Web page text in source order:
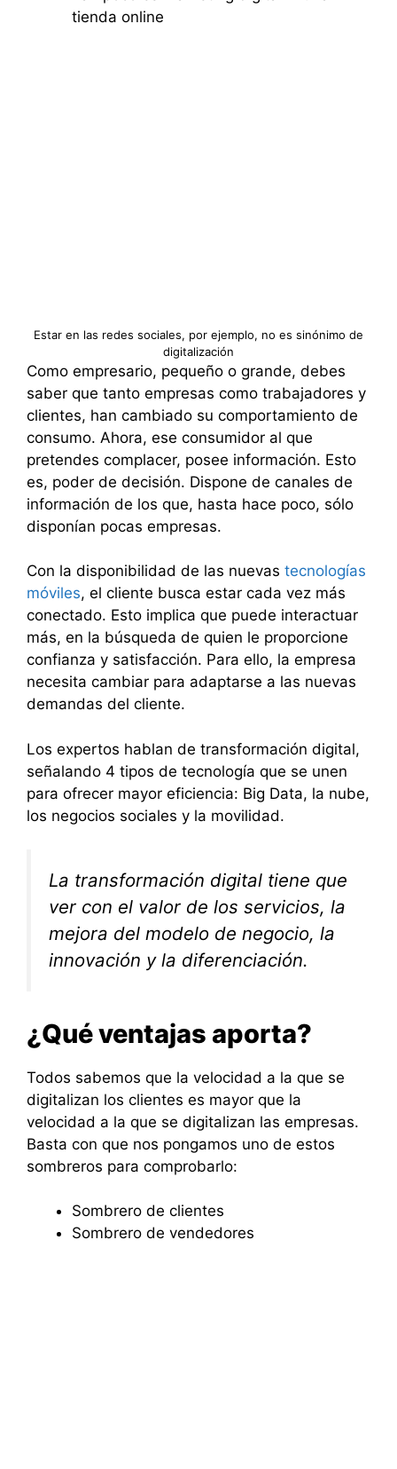
tienda online
Estar en las redes sociales, por ejemplo, no es sinónimo de
digitalización
Como empresario, pequeño o grande, debes
saber que tanto empresas como trabajadores y
clientes, han cambiado su comportamiento de
consumo. Ahora, ese consumidor al que
pretendes complacer, posee información. Esto
es, poder de decisión. Dispone de canales de
información de los que, hasta hace poco, sólo
disponían pocas empresas.
Con la disponibilidad de las nuevas tecnologías
móviles, el cliente busca estar cada vez más
conectado. Esto implica que puede interactuar
más, en la búsqueda de quien le proporcione
confianza y satisfacción. Para ello, la empresa
necesita cambiar para adaptarse a las nuevas
demandas del cliente.
Los expertos hablan de transformación digital,
señalando 4 tipos de tecnología que se unen
para ofrecer mayor eficiencia: Big Data, la nube,
los negocios sociales y la movilidad.
La transformación digital tiene que
ver con el valor de los servicios, la
mejora del modelo de negocio, la
innovación y la diferenciación.
¿Qué ventajas aporta?
Todos sabemos que la velocidad a la que se
digitalizan los clientes es mayor que la
velocidad a la que se digitalizan las empresas.
Basta con que nos pongamos uno de estos
sombreros para comprobarlo:
Sombrero de clientes
Sombrero de vendedores